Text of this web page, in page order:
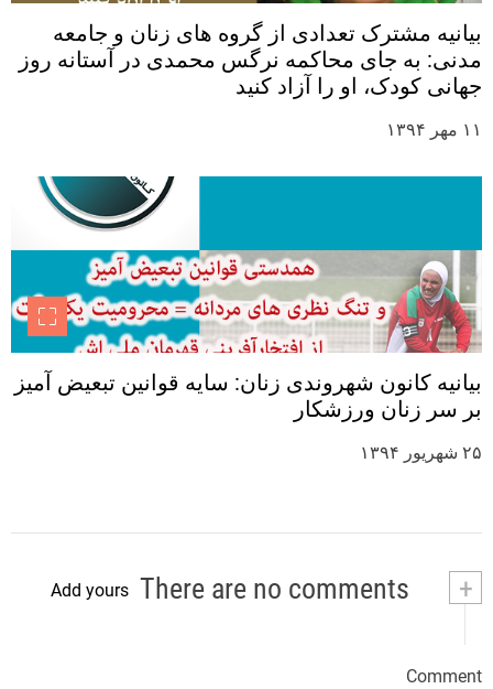
بیانیه مشترک تعدادی از گروه های زنان و جامعه
مدنی: به جای محاکمه نرگس محمدی در آستانه روز
جهانی کودک، او را آزاد کنید
۱۱ مهر ۱۳۹۴
بیانیه کانون شهروندی زنان: سایه قوانین تبعیض آمیز
بر سر زنان ورزشکار
۲۵ شهریور ۱۳۹۴
+
Add yours
Comment